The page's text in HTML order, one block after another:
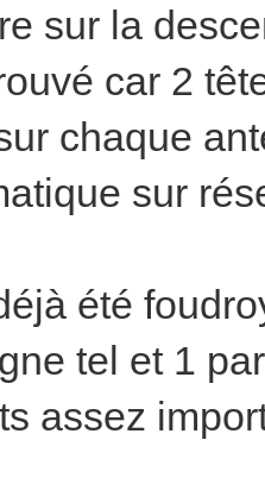
sur la
car 2
chaque
sur
été
tel et 1
assez